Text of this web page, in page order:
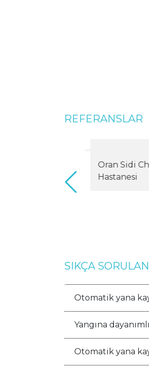
REFERANSLAR
Oran Sidi
Hastanesi
SIKÇA
Otomatik yana
Yangına
Otomatik yana